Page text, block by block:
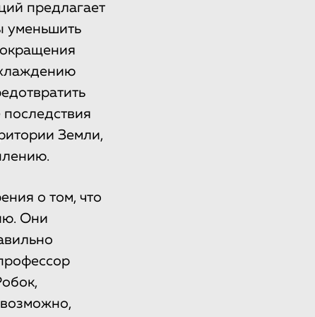
предлагает
уменьшить
Земли,
о том, что
Они